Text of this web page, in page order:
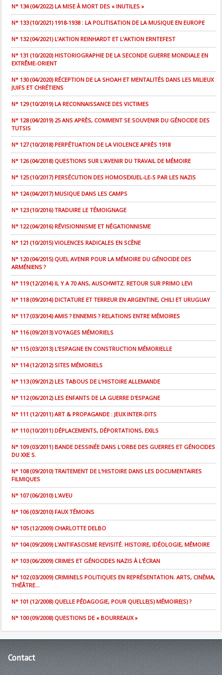
N° 134 (04/2022) LA MISE À MORT DES « INUTILES »
N° 133 (10/2021) 1918-1938 : LA POLITISATION DE LA MUSIQUE EN EUROPE
N° 132 (04/2021) L’AKTION REINHARDT ET L’AKTION ERNTEFEST
N° 131 (10/2020) HISTORIOGRAPHIE DE LA SECONDE GUERRE MONDIALE EN
EXTRÊME-ORIENT
N° 130 (04/2020) RÉCEPTION DE LA SHOAH ET MENTALITÉS DANS LES MILIEUX
JUIFS ET CHRÉTIENS
N° 129 (10/2019) LA RECONNAISSANCE DES VICTIMES
N° 128 (04/2019) 25 ANS APRÈS, COMMENT SE SOUVENIR DU GÉNOCIDE DES
TUTSIS
N° 127 (10/2018) PERPÉTUATION DE LA VIOLENCE APRÈS 1918
N° 126 (04/2018) QUESTIONS SUR L'AVENIR DU TRAVAIL DE MÉMOIRE
N° 125 (10/2017) PERSÉCUTION DES HOMOSEXUEL-LE-S PAR LES NAZIS
N° 124 (04/2017) MUSIQUE DANS LES CAMPS
N° 123 (10/2016) TRADUIRE LE TÉMOIGNAGE
N° 122 (04/2016) RÉVISIONNISME ET NÉGATIONNISME
N° 121 (10/2015) VIOLENCES RADICALES EN SCÈNE
N° 120 (04/2015) QUEL AVENIR POUR LA MÉMOIRE DU GÉNOCIDE DES
ARMÉNIENS ?
N° 119 (12/2014) IL Y A 70 ANS, AUSCHWITZ. RETOUR SUR PRIMO LEVI
N° 118 (09/2014) DICTATURE ET TERREUR EN ARGENTINE, CHILI ET URUGUAY
N° 117 (03/2014) AMIS ? ENNEMIS ? RELATIONS ENTRE MÉMOIRES
N° 116 (09/2013) VOYAGES MÉMORIELS
N° 115 (03/2013) L’ESPAGNE EN CONSTRUCTION MÉMORIELLE
N° 114 (12/2012) SITES MÉMORIELS
N° 113 (09/2012) LES TABOUS DE L’HISTOIRE ALLEMANDE
N° 112 (06/2012) LES ENFANTS DE LA GUERRE D'ESPAGNE
N° 111 (12/2011) ART & PROPAGANDE : JEUX INTER-DITS
N° 110 (10/2011) DÉPLACEMENTS, DÉPORTATIONS, EXILS
N° 109 (03/2011) BANDE DESSINÉE DANS L'ORBE DES GUERRES ET GÉNOCIDES
DU XXE S.
N° 108 (09/2010) TRAITEMENT DE L'HISTOIRE DANS LES DOCUMENTAIRES
FILMIQUES
N° 107 (06/2010) L'AVEU
N° 106 (03/2010) FAUX TÉMOINS
N° 105 (12/2009) CHARLOTTE DELBO
N° 104 (09/2009) L'ANTIFASCISME REVISITÉ. HISTOIRE, IDÉOLOGIE, MÉMOIRE
N° 103 (06/2009) CRIMES ET GÉNOCIDES NAZIS À L'ÉCRAN
N° 102 (03/2009) CRIMINELS POLITIQUES EN REPRÉSENTATION. ARTS, CINÉMA,
THÉÂTRE...
N° 101 (12/2008) QUELLE PÉDAGOGIE, POUR QUELLE(S) MÉMOIRE(S) ?
N° 100 (09/2008) QUESTIONS DE « BOURREAUX »
Contact